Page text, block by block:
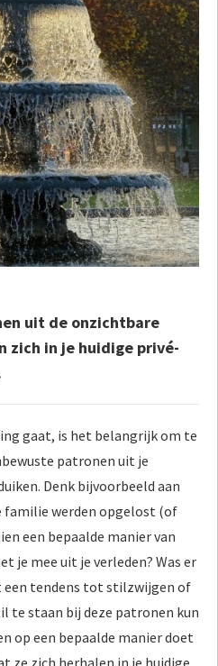
uit de onzichtbare
zich in je huidige privé-
gaat, is het belangrijk om te
patronen uit je
Denk bijvoorbeeld aan
familie werden opgelost (of
een bepaalde manier van
je mee uit je verleden? Was er
een tendens tot stilzwijgen of
te staan bij deze patronen kun
op een bepaalde manier doet